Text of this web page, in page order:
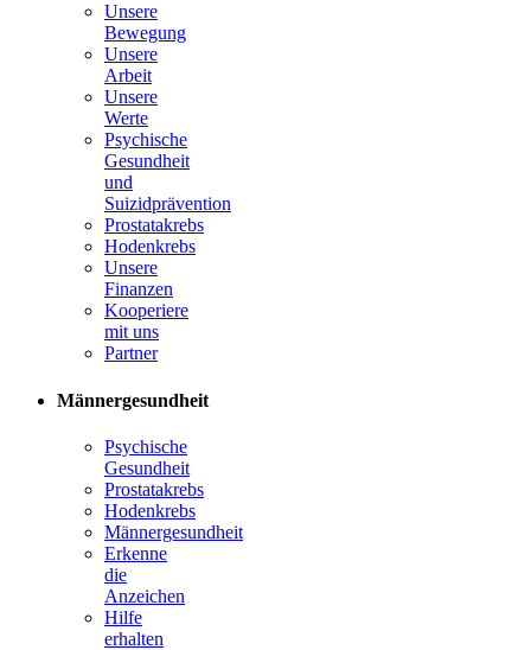
Unsere
Bewegung
Unsere
Arbeit
Unsere
Werte
Psychische
Gesundheit
und
Suizidprävention
Prostatakrebs
Hodenkrebs
Unsere
Finanzen
Kooperiere
mit uns
Partner
Männergesundheit
Psychische
Gesundheit
Prostatakrebs
Hodenkrebs
Männergesundheit
Erkenne
die
Anzeichen
Hilfe
erhalten